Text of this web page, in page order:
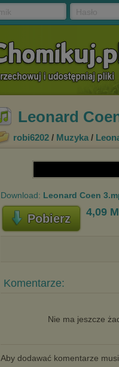
Leonard
robi6202 / Muzyka /
Download: Leonard Coen
Pobierz 4,09
Komentarze:
Nie ma jeszcze
Aby dodawać komentarze